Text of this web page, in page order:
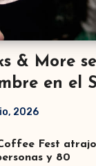
& More
en el
2026
Fest
y 80